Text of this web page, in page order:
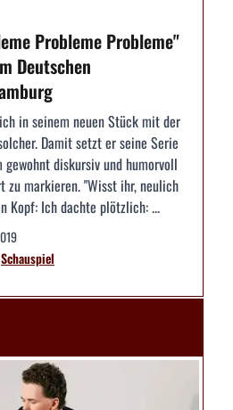
Probleme Probleme"
Deutschen
in seinem neuen Stück mit der
Damit setzt er seine Serie
diskursiv und humorvoll
zu markieren. "Wisst ihr, neulich
Kopf: Ich dachte plötzlich: ...
Schauspiel